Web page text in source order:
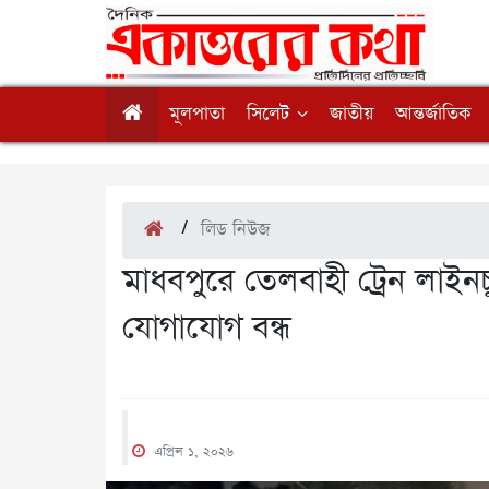
মূলপাতা সিলেট জাতীয় আন্তর্জাতিক
/লিড নিউজ
মাধবপুরে তেলবাহী ট্রেন
যোগাযোগ বন্ধ
এপ্রিল ১, ২০২৬